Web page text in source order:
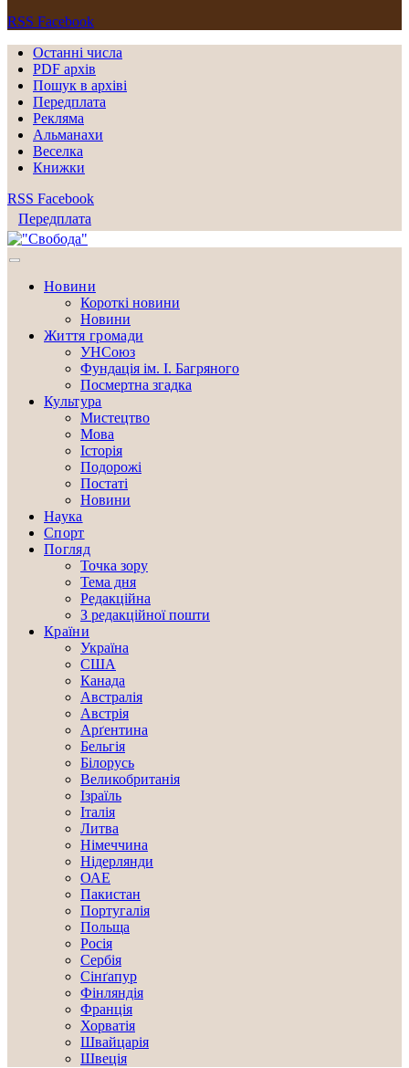
RSS Facebook
Останні числа
PDF архів
Пошук в архіві
Передплата
Рекляма
Альманахи
Веселка
Книжки
RSS Facebook
Передплата
Новини
Короткі новини
Новини
Життя громади
УНСоюз
Фундація ім. І. Багряного
Посмертна згадка
Культура
Мистецтво
Мова
Історія
Подорожі
Постаті
Новини
Наука
Спорт
Погляд
Точка зору
Тема дня
Редакційна
З редакційної пошти
Країни
Україна
США
Канада
Австралія
Австрія
Арґентина
Бельгія
Білорусь
Великобританія
Ізраїль
Італія
Литва
Німеччина
Нідерлянди
ОАЕ
Пакистан
Португалія
Польща
Росія
Сербія
Сінґапур
Фінляндія
Франція
Хорватія
Швайцарія
Швеція